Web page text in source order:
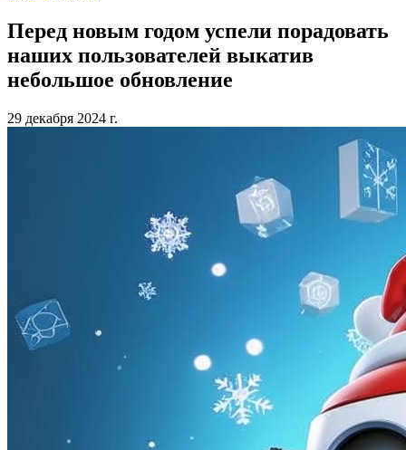
Перед новым годом успели порадовать
наших пользователей выкатив
небольшое обновление
29 декабря 2024 г.